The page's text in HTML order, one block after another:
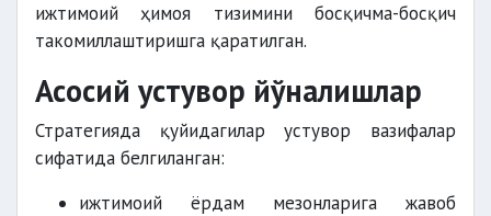
ижтимоий ҳимоя тизимини босқичма-босқич
такомиллаштиришга қаратилган.
Асосий устувор йўналишлар
Стратегияда қуйидагилар устувор вазифалар
сифатида белгиланган:
ижтимоий ёрдам мезонларига жавоб